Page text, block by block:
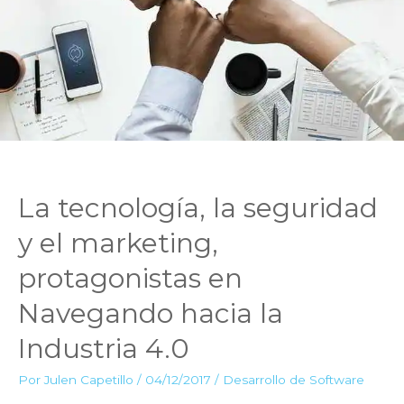
La tecnología, la seguridad
y el marketing,
protagonistas en
Navegando hacia la
Industria 4.0
PorJulen Capetillo / 04/12/2017 / Desarrollo de Software